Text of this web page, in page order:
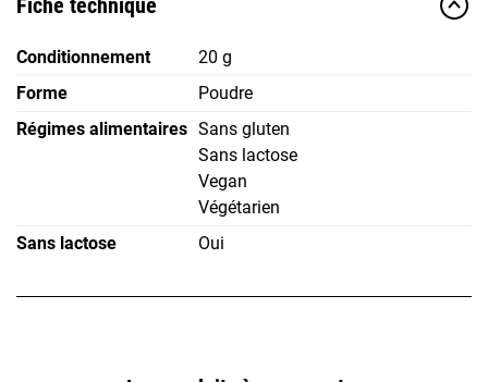
Conditionnement
20 g
Forme
Poudre
Régimes alimentaires Sans gluten
Sans lactose
Vegan
Végétarien
Sans lactose
Oui